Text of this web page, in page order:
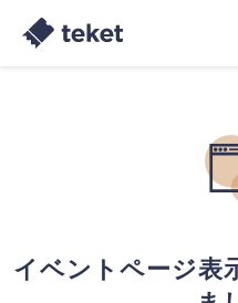
イベントページ表